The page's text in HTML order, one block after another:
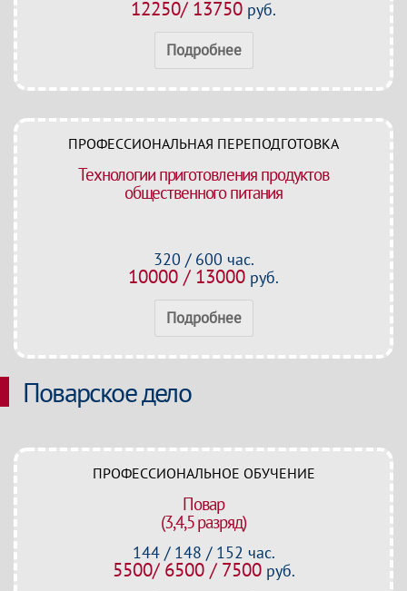
12250/ 13750 руб.
Подробнее
ПРОФЕССИОНАЛЬНАЯ ПЕРЕПОДГОТОВКА
Технологии приготовления продуктов
общественного питания
320 / 600 час.
10000 / 13000 руб.
Подробнее
Поварское дело
ПРОФЕССИОНАЛЬНОЕ ОБУЧЕНИЕ
Повар
(3,4,5 разряд)
144 / 148 / 152 час.
5500/ 6500 / 7500руб.